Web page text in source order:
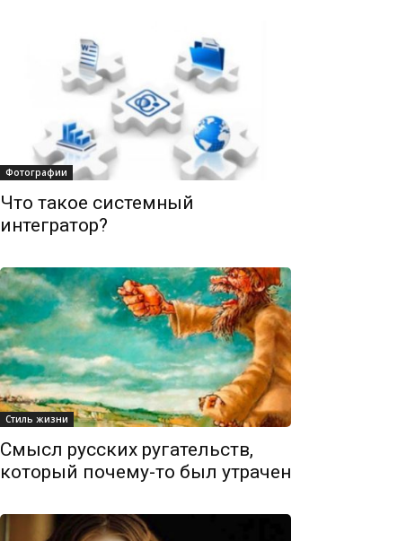
Фотографии
Что такое системный
интегратор?
Стиль жизни
Смысл русских ругательств,
который почему-то был утрачен